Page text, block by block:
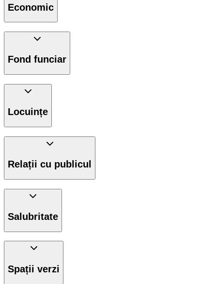
Economic
Fond funciar
Locuințe
Relații cu publicul
Salubritate
Spații verzi